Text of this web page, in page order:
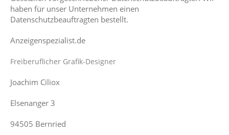
haben für unser Unternehmen einen
Datenschutzbeauftragten bestellt.
Anzeigenspezialist.de
Freiberuflicher Grafik-Designer
Joachim Ciliox
Elsenanger 3
94505 Bernried